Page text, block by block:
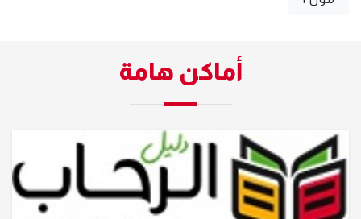
أماكن هامة